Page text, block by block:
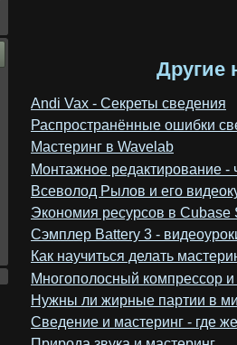
Другие
Andi Vax - Секреты сведения
Распространённые ошибки
Мастеринг в Wavelab
Монтажное редактирование -
Всеволод Рылов и его
Экономия ресурсов в Cubase
Сэмплер Battery 3 -
Как научиться делать
Многополосный компрессор и
Нужны ли жирные партии в
Сведение и мастеринг - где